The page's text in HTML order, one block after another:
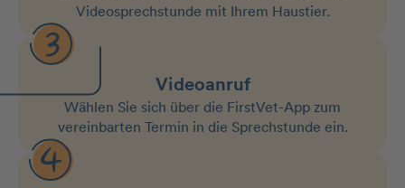
Videosprechstunde mit Ihrem Haustier.
Videoanruf
Wählen Sie sich über die FirstVet-App zum
vereinbarten Termin in die Sprechstunde ein.